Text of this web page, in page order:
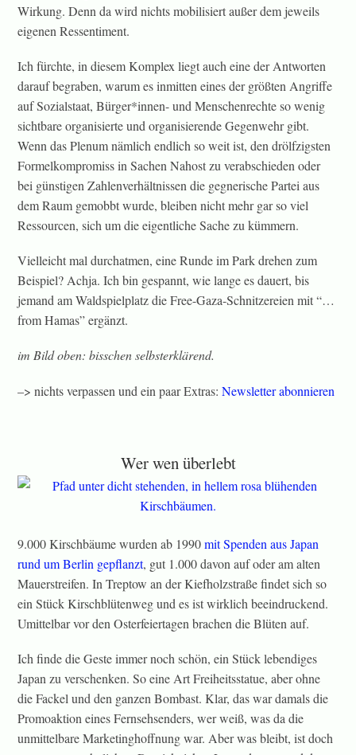
Wirkung. Denn da wird nichts mobilisiert außer dem jeweils
eigenen Ressentiment.
Ich fürchte, in diesem Komplex liegt auch eine der Antworten
darauf begraben, warum es inmitten eines der größten Angriffe
auf Sozialstaat, Bürger*innen- und Menschenrechte so wenig
sichtbare organisierte und organisierende Gegenwehr gibt.
Wenn das Plenum nämlich endlich so weit ist, den drölfzigsten
Formelkompromiss in Sachen Nahost zu verabschieden oder
bei günstigen Zahlenverhältnissen die gegnerische Partei aus
dem Raum gemobbt wurde, bleiben nicht mehr gar so viel
Ressourcen, sich um die eigentliche Sache zu kümmern.
Vielleicht mal durchatmen, eine Runde im Park drehen zum
Beispiel? Achja. Ich bin gespannt, wie lange es dauert, bis
jemand am Waldspielplatz die Free-Gaza-Schnitzereien mit “…
from Hamas” ergänzt.
im Bild oben: bisschen selbsterklärend.
–> nichts verpassen und ein paar Extras:Newsletter abonnieren
Wer wen überlebt
9.000 Kirschbäume wurden ab 1990mit Spenden aus Japan
rund um Berlin gepflanzt, gut 1.000 davon auf oder am alten
Mauerstreifen. In Treptow an der Kiefholzstraße findet sich so
ein Stück Kirschblütenweg und es ist wirklich beeindruckend.
Umittelbar vor den Osterfeiertagen brachen die Blüten auf.
Ich finde die Geste immer noch schön, ein Stück lebendiges
Japan zu verschenken. So eine Art Freiheitsstatue, aber ohne
die Fackel und den ganzen Bombast. Klar, das war damals die
Promoaktion eines Fernsehsenders, wer weiß, was da die
unmittelbare Marketinghoffnung war. Aber was bleibt, ist doch